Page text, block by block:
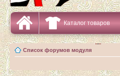
Каталог товаров
Список форумов модуля